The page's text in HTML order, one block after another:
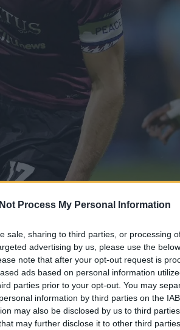
Process My Personal Information
sale, sharing to third parties, or processing
advertising by us, please use the
note that after your opt-out request is
ads based on personal information
parties prior to your opt-out. You may
information by third parties on the
may also be disclosed by us to third
may further disclose it to other third parties.